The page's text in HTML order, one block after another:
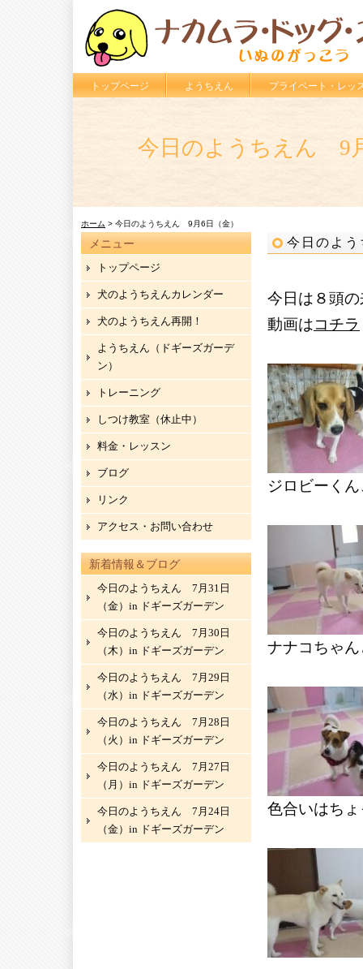
トップページ ようちえん プライベート・レッ
今日のようちえん 9
ホーム > 今日のようちえん 9月6日（金）
今日のよ
今日は８頭
動画はコチラ
ジロビーく
ナナコちゃ
色合いはち
メニュー
トップページ
犬のようちえんカレンダー
犬のようちえん再開！
ようちえん（ドギーズガーデ
ン）
トレーニング
しつけ教室（休止中）
料金・レッスン
ブログ
リンク
アクセス・お問い合わせ
新着情報＆ブログ
今日のようちえん 7月31日
（金）in ドギーズガーデン
今日のようちえん 7月30日
（木）in ドギーズガーデン
今日のようちえん 7月29日
（水）in ドギーズガーデン
今日のようちえん 7月28日
（火）in ドギーズガーデン
今日のようちえん 7月27日
（月）in ドギーズガーデン
今日のようちえん 7月24日
（金）in ドギーズガーデン